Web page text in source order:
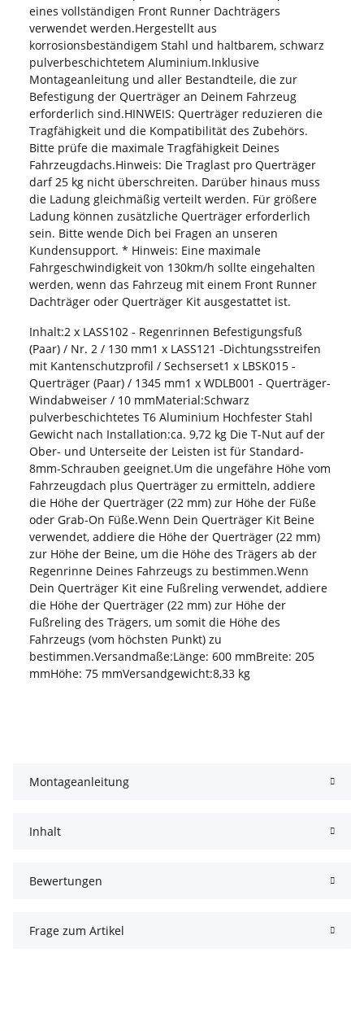
eines vollständigen Front Runner Dachträgers
verwendet werden.Hergestellt aus
korrosionsbeständigem Stahl und haltbarem, schwarz
pulverbeschichtetem Aluminium.Inklusive
Montageanleitung und aller Bestandteile, die zur
Befestigung der Querträger an Deinem Fahrzeug
erforderlich sind.HINWEIS: Querträger reduzieren die
Tragfähigkeit und die Kompatibilität des Zubehörs.
Bitte prüfe die maximale Tragfähigkeit Deines
Fahrzeugdachs.Hinweis: Die Traglast pro Querträger
darf 25 kg nicht überschreiten. Darüber hinaus muss
die Ladung gleichmäßig verteilt werden. Für größere
Ladung können zusätzliche Querträger erforderlich
sein. Bitte wende Dich bei Fragen an unseren
Kundensupport. * Hinweis: Eine maximale
Fahrgeschwindigkeit von 130km/h sollte eingehalten
werden, wenn das Fahrzeug mit einem Front Runner
Dachträger oder Querträger Kit ausgestattet ist.
Inhalt:2 x LASS102 - Regenrinnen Befestigungsfuß
(Paar) / Nr. 2 / 130 mm1 x LASS121 -Dichtungsstreifen
mit Kantenschutzprofil / Sechserset1 x LBSK015 -
Querträger (Paar) / 1345 mm1 x WDLB001 - Querträger-
Windabweiser / 10 mmMaterial:Schwarz
pulverbeschichtetes T6 Aluminium Hochfester Stahl
Gewicht nach Installation:ca. 9,72 kg Die T-Nut auf der
Ober- und Unterseite der Leisten ist für Standard-
8mm-Schrauben geeignet.Um die ungefähre Höhe vom
Fahrzeugdach plus Querträger zu ermitteln, addiere
die Höhe der Querträger (22 mm) zur Höhe der Füße
oder Grab-On Füße.Wenn Dein Querträger Kit Beine
verwendet, addiere die Höhe der Querträger (22 mm)
zur Höhe der Beine, um die Höhe des Trägers ab der
Regenrinne Deines Fahrzeugs zu bestimmen.Wenn
Dein Querträger Kit eine Fußreling verwendet, addiere
die Höhe der Querträger (22 mm) zur Höhe der
Fußreling des Trägers, um somit die Höhe des
Fahrzeugs (vom höchsten Punkt) zu
bestimmen.Versandmaße:Länge: 600 mmBreite: 205
mmHöhe: 75 mmVersandgewicht:8,33 kg
Montageanleitung
Inhalt
Bewertungen
Frage zum Artikel